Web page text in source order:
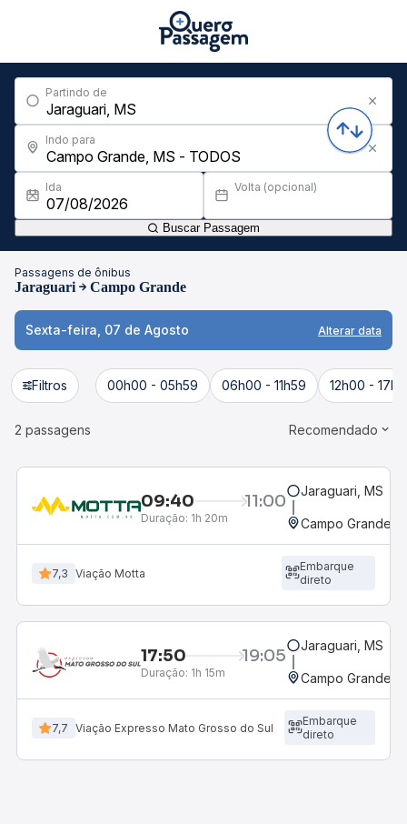
Partindo de
Indo para
Ida Volta (opcional)
Buscar Passagem
Passagens de ônibus
Jaraguari Campo Grande
Sexta-feira, 07 de Agosto Alterar data
Filtros 00h00 - 05h59 06h00 - 11h59 12h00 -
2 passagens Recomendado
09:40 11:00
Duração: 1h 20m
Jaraguari, MS
Campo Grande,
7,3 Viação Motta
Embarque
direto
17:50 19:05
Duração: 1h 15m
Jaraguari, MS
Campo Grande,
7,7 Viação Expresso Mato Grosso do Sul
Embarque
direto